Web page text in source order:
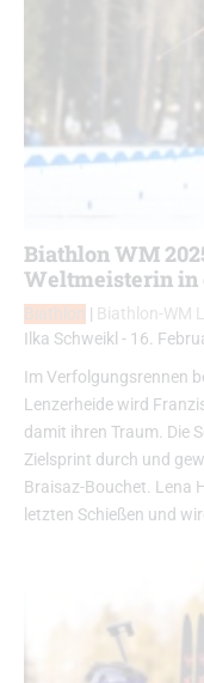
Biathlon WM
Weltmeisterin in
Biathlon-WM
Ilka Schweikl - 16.
Im Verfolgungsrennen
Lenzerheide wird
damit ihren Traum. Die
Zielsprint durch und
Braisaz-Bouchet. Lena
letzten Schießen und